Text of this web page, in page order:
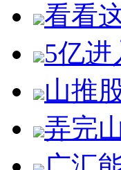
看看
5亿进
山推
弄完